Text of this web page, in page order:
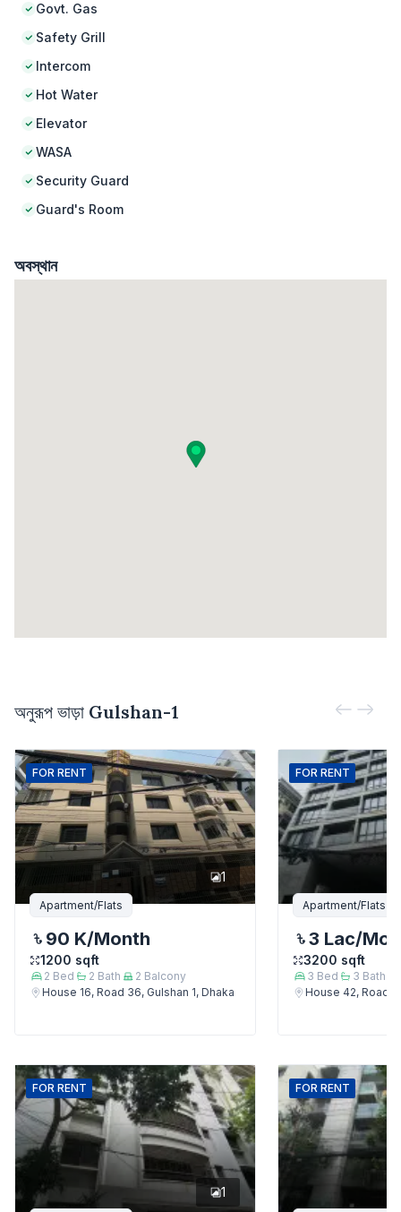
Govt. Gas
Safety Grill
Intercom
Hot Water
Elevator
WASA
Security Guard
Guard's Room
অবস্থান
অনুরূপ ভাড়া Gulshan-1
FOR RENT
1
Apartment/Flats
90 K/Month
1200 sqft
2 Bed 2 Bath 2 Balcony
House 16, Road 36, Gulshan 1, Dhaka
FOR RENT
Apartment/Flats
3 Lac/
3200 sqft
3 Bed 3 Bath
House 42, Road
FOR RENT
1
FOR RENT